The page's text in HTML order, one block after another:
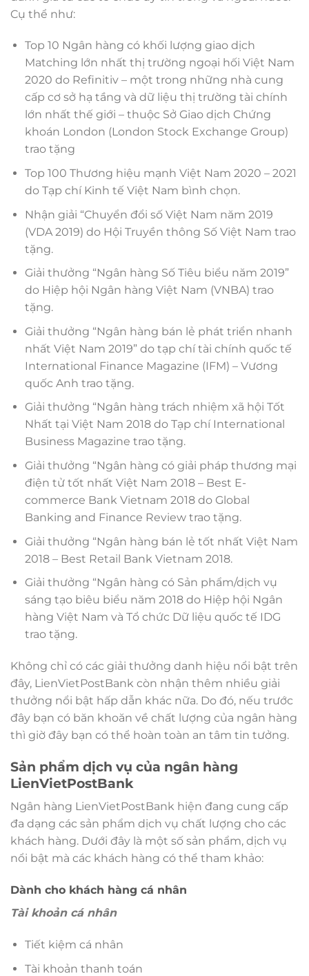
Cụ thể như:
Top 10 Ngân hàng có khối lượng giao dịch
Matching lớn nhất thị trường ngoại hối Việt Nam
2020 do Refinitiv – một trong những nhà cung
cấp cơ sở hạ tầng và dữ liệu thị trường tài chính
lớn nhất thế giới – thuộc Sở Giao dịch Chứng
khoán London (London Stock Exchange Group)
trao tặng
Top 100 Thương hiệu mạnh Việt Nam 2020 – 2021
do Tạp chí Kinh tế Việt Nam bình chọn.
Nhận giải “Chuyển đổi số Việt Nam năm 2019
(VDA 2019) do Hội Truyền thông Số Việt Nam trao
tặng.
Giải thưởng “Ngân hàng Số Tiêu biểu năm 2019”
do Hiệp hội Ngân hàng Việt Nam (VNBA) trao
tặng.
Giải thưởng “Ngân hàng bán lẻ phát triển nhanh
nhất Việt Nam 2019” do tạp chí tài chính quốc tế
International Finance Magazine (IFM) – Vương
quốc Anh trao tặng.
Giải thưởng “Ngân hàng trách nhiệm xã hội Tốt
Nhất tại Việt Nam 2018 do Tạp chí International
Business Magazine trao tặng.
Giải thưởng “Ngân hàng có giải pháp thương mại
điện tử tốt nhất Việt Nam 2018 – Best E-
commerce Bank Vietnam 2018 do Global
Banking and Finance Review trao tặng.
Giải thưởng “Ngân hàng bán lẻ tốt nhất Việt Nam
2018 – Best Retail Bank Vietnam 2018.
Giải thưởng “Ngân hàng có Sản phẩm/dịch vụ
sáng tạo biêu biểu năm 2018 do Hiệp hội Ngân
hàng Việt Nam và Tổ chức Dữ liệu quốc tế IDG
trao tặng.
Không chỉ có các giải thưởng danh hiệu nổi bật trên
đây, LienVietPostBank còn nhận thêm nhiều giải
thưởng nổi bật hấp dẫn khác nữa. Do đó, nếu trước
đây bạn có băn khoăn về chất lượng của ngân hàng
thì giờ đây bạn có thể hoàn toàn an tâm tin tưởng.
Sản phẩm dịch vụ của ngân hàng
LienVietPostBank
Ngân hàng LienVietPostBank hiện đang cung cấp
đa dạng các sản phẩm dịch vụ chất lượng cho các
khách hàng. Dưới đây là một số sản phẩm, dịch vụ
nổi bật mà các khách hàng có thể tham khảo:
Dành cho khách hàng cá nhân
Tài khoản cá nhân
Tiết kiệm cá nhân
Tài khoản thanh toán